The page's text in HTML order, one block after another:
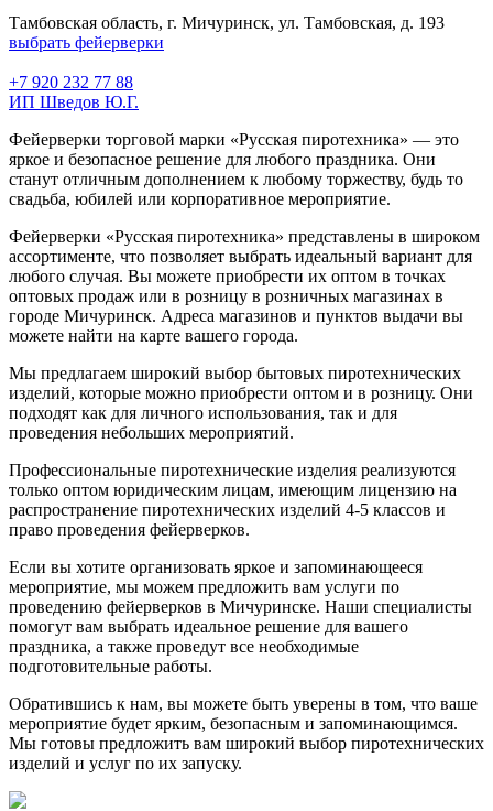
Тамбовская область, г. Мичуринск, ул. Тамбовская, д. 193
выбрать фейерверки
+7 920 232 77 88
ИП Шведов Ю.Г.
Фейерверки торговой марки «Русская пиротехника» — это
яркое и безопасное решение для любого праздника. Они
станут отличным дополнением к любому торжеству, будь то
свадьба, юбилей или корпоративное мероприятие.
Фейерверки «Русская пиротехника» представлены в широком
ассортименте, что позволяет выбрать идеальный вариант для
любого случая. Вы можете приобрести их оптом в точках
оптовых продаж или в розницу в розничных магазинах в
городе Мичуринск. Адреса магазинов и пунктов выдачи вы
можете найти на карте вашего города.
Мы предлагаем широкий выбор бытовых пиротехнических
изделий, которые можно приобрести оптом и в розницу. Они
подходят как для личного использования, так и для
проведения небольших мероприятий.
Профессиональные пиротехнические изделия реализуются
только оптом юридическим лицам, имеющим лицензию на
распространение пиротехнических изделий 4-5 классов и
право проведения фейерверков.
Если вы хотите организовать яркое и запоминающееся
мероприятие, мы можем предложить вам услуги по
проведению фейерверков в Мичуринске. Наши специалисты
помогут вам выбрать идеальное решение для вашего
праздника, а также проведут все необходимые
подготовительные работы.
Обратившись к нам, вы можете быть уверены в том, что ваше
мероприятие будет ярким, безопасным и запоминающимся.
Мы готовы предложить вам широкий выбор пиротехнических
изделий и услуг по их запуску.